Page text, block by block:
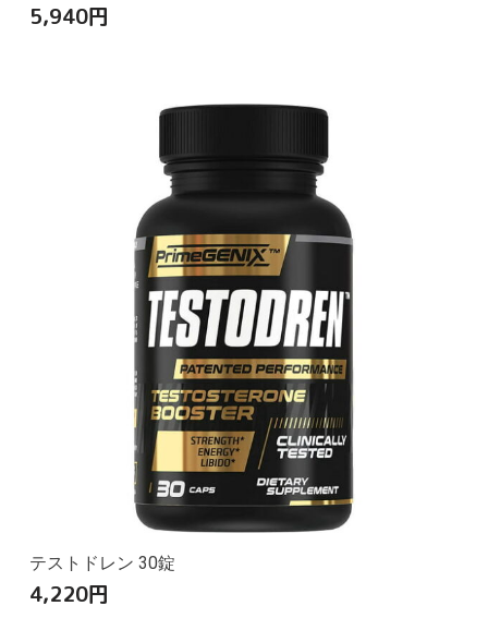
5,940円
テストドレン 30錠
4,220円